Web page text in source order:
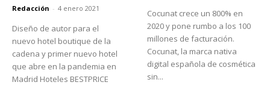
Redacción - 4 enero 2021
Diseño de autor para el
nuevo hotel boutique de la
cadena y primer nuevo hotel
que abre en la pandemia en
Madrid Hoteles BESTPRICE
Cocunat crece un 800% en
2020 y pone rumbo a los 100
millones de facturación.
Cocunat, la marca nativa
digital española de cosmética
sin...